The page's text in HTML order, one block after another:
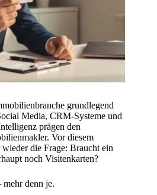
grundlegend
Media, CRM-Systeme und
prägen den
Vor diesem
die Frage: Braucht ein
noch Visitenkarten?
denn je.